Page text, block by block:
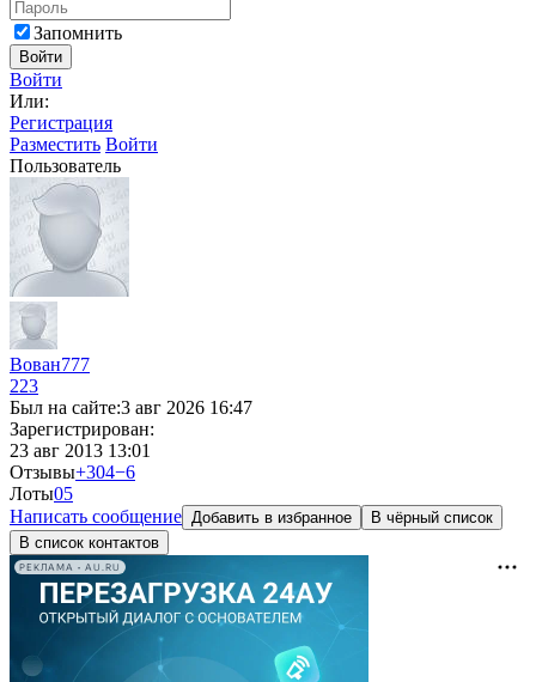
Запомнить
Войти
Войти
Или:
Регистрация
Разместить Войти
Пользователь
Вован777
223
Был на сайте:3 авг 2026 16:47
Зарегистрирован:
23 авг 2013 13:01
Отзывы+304−6
Лоты05
Написать сообщение Добавить в избранное
В чёрный список
В список контактов
РЕКЛАМА • AU.RU